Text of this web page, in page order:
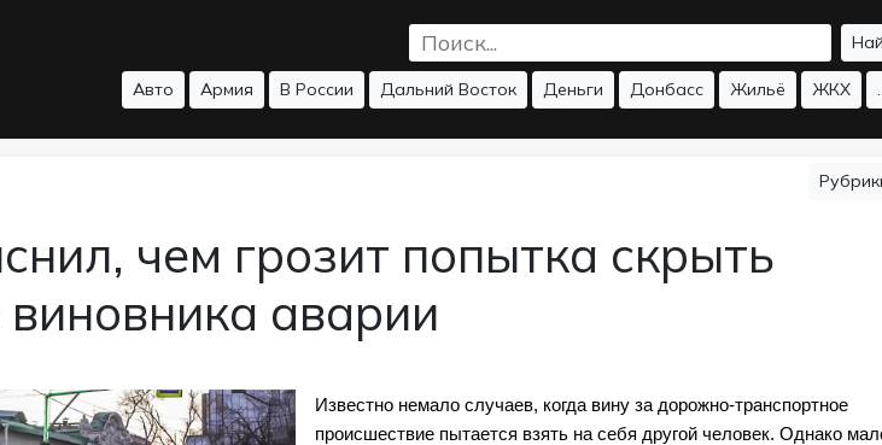
Авто Армия В России Дальний Восток Деньги Донбасс Жильё ЖКХ
чем грозит попытка скрыть
аварии
Известно немало случаев, когда вину за дорожно-транспортное
происшествие пытается взять на себя другой человек. Однако